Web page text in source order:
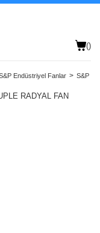
()
Endüstriyel Fanlar S&P